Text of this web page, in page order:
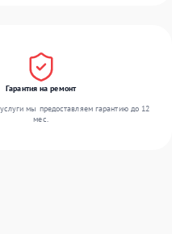
Гарантия на ремонт
мы предоставляем гарантию до 12
мес.